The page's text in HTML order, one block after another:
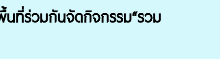
ที่ร่วมกันจัดกิจกรรม“รวม